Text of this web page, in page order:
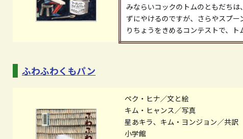
みならいコックのトムのともだち
ずにやけるのですが、さらやスプ
りちょうをきめるコンテストで、ト
ふわふわくもパン
ペク・ヒナ／文と絵
キム・ヒャンス／写真
星あキラ、キム・ヨンジョン／共訳
小学館